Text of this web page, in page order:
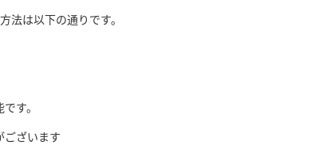
法は以下の通りです。
す。
ございます